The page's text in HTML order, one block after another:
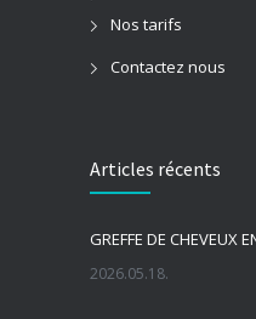
Nos tarifs
Contactez nous
Articles récents
2026.05.18.